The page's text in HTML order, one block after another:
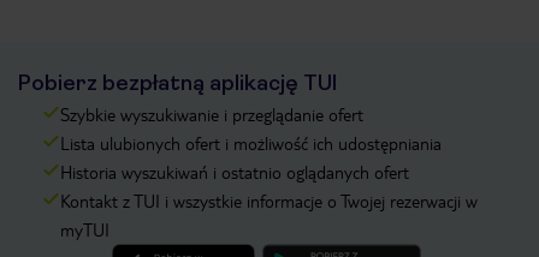
Pobierz bezpłatną aplikację TUI
Szybkie wyszukiwanie i przeglądanie ofert
Lista ulubionych ofert i możliwość ich udostępniania
Historia wyszukiwań i ostatnio oglądanych ofert
Kontakt z TUI i wszystkie informacje o Twojej rezerwacji w
myTUI